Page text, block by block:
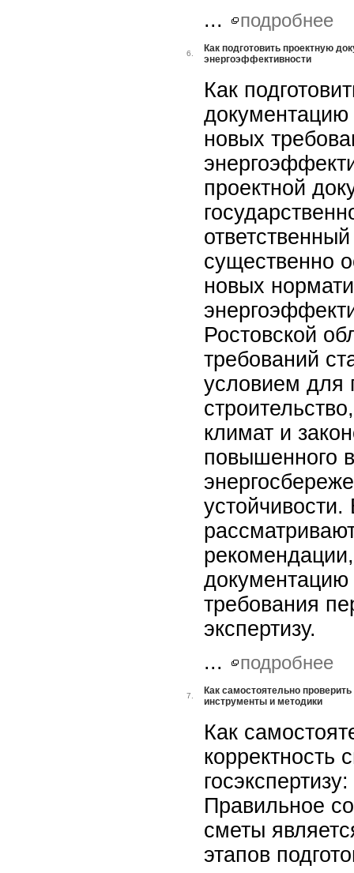
...
подробнее
6.
Как подготовить проектную
энергоэффективности
Как
документацию
новых
проектной
существенно
новых
Ростовской
требований
условием для
климат и
повышенного
устойчивости.
документацию
требования
экспертизу.
...
подробнее
7.
Как самостоятельно
инструменты и методики
Как
корректность
Правильное
сметы
этапов